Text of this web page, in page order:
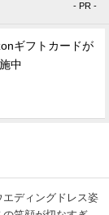
- PR -
ギフトカードが
中
エディングドレス姿